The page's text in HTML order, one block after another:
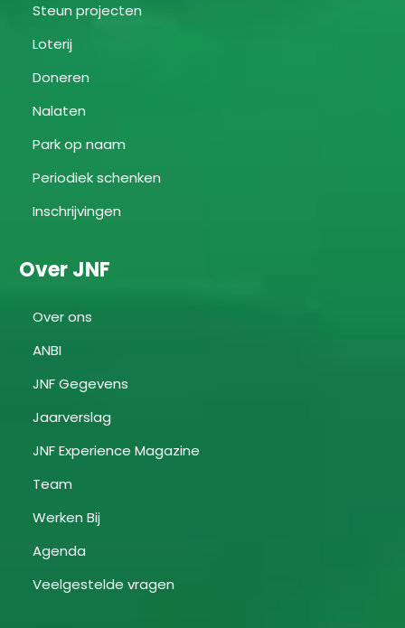
Steun projecten
Loterij
Doneren
Nalaten
Park op naam
Periodiek schenken
Inschrijvingen
Over JNF
Over ons
ANBI
JNF Gegevens
Jaarverslag
JNF Experience Magazine
Team
Werken Bij
Agenda
Veelgestelde vragen